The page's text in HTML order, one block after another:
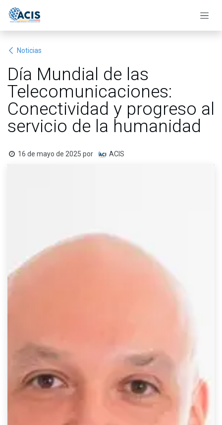
Noticias
Día Mundial de las
Telecomunicaciones:
Conectividad y progreso al
servicio de la humanidad
16 de mayo de 2025 por ACIS